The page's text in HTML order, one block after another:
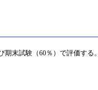
末試験（60％）で評価する。